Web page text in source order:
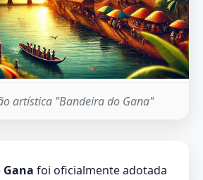
artística "Bandeira do Gana"
foi oficialmente adotada